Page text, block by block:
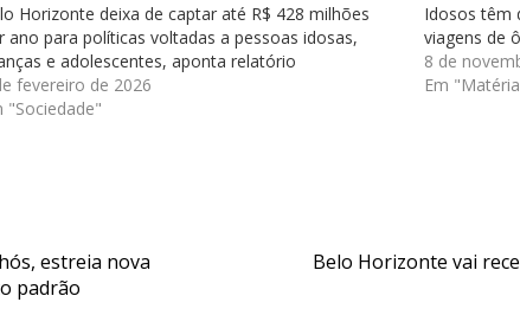
Horizonte deixa de captar até R$ 428 milhões
ano para políticas voltadas a pessoas idosas,
e adolescentes, aponta relatório
fevereiro de 2026
"Sociedade"
Idosos têm
viagens de
8 de
Em
estreia nova
padrão
Belo Horizonte vai